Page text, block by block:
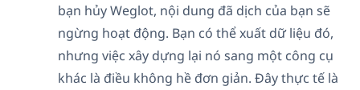
bạn hủy Weglot, nội dung đã dịch của bạn sẽ
ngừng hoạt động. Bạn có thể xuất dữ liệu đó,
nhưng việc xây dựng lại nó sang một công cụ
khác là điều không hề đơn giản. Đây thực tế là